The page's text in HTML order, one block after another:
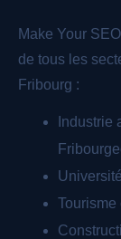
Make Your
de tous les
Fribourg :
Industrie